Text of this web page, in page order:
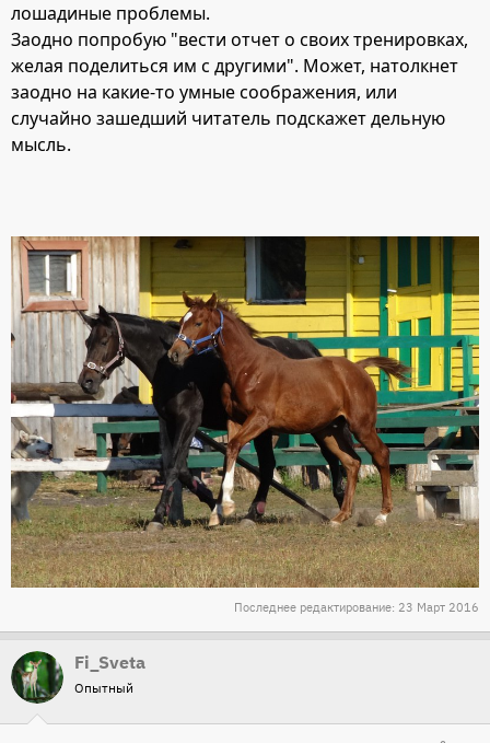
лошадиные проблемы.
Заодно попробую "вести отчет о своих тренировках,
желая поделиться им с другими". Может, натолкнет
заодно на какие-то умные соображения, или
случайно зашедший читатель подскажет дельную
мысль.
Последнее редактирование: 23 Март 2016
Fi_Sveta
Опытный